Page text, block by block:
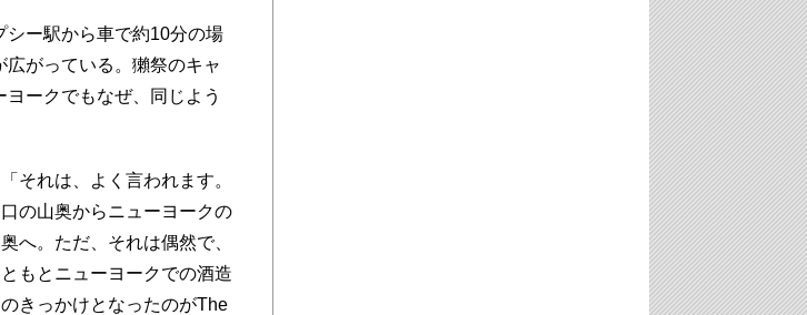
ー駅から車で約10分の場
がっている。獺祭のキャ
ークでもなぜ、同じよう
それは、よく言われます。
の山奥からニューヨークの
へ。ただ、それは偶然で、
ともとニューヨークでの酒造
のきっかけとなったのがThe